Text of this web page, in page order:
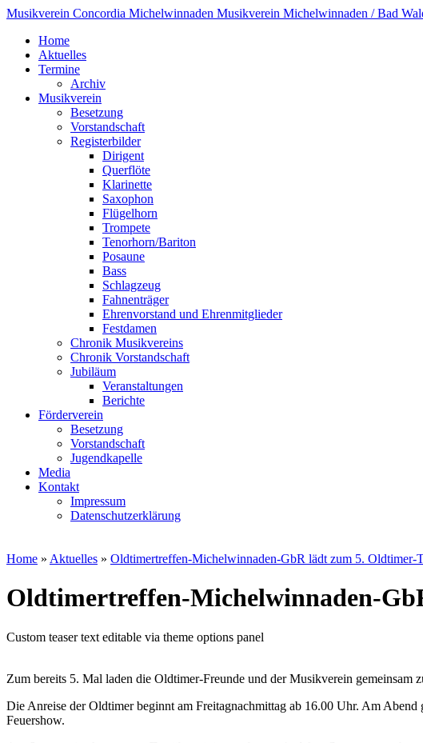
Musikverein Concordia Michelwinnaden Musikverein Michelwinnaden / Bad
Home
Aktuelles
Termine
Archiv
Musikverein
Besetzung
Vorstandschaft
Registerbilder
Dirigent
Querflöte
Klarinette
Saxophon
Flügelhorn
Trompete
Tenorhorn/Bariton
Posaune
Bass
Schlagzeug
Fahnenträger
Ehrenvorstand und Ehrenmitglieder
Festdamen
Chronik Musikvereins
Chronik Vorstandschaft
Jubiläum
Veranstaltungen
Berichte
Förderverein
Besetzung
Vorstandschaft
Jugendkapelle
Media
Kontakt
Impressum
Datenschutzerklärung
Home » Aktuelles » Oldtimertreffen-Michelwinnaden-GbR lädt zum 5. Oldtimer-
Oldtimertreffen-Michelwinnaden-
Custom teaser text editable via theme options panel
Zum bereits 5. Mal laden die Oldtimer-Freunde und der Musikverein
Die Anreise der Oldtimer beginnt am Freitagnachmittag ab 16.00 Uhr. Am
Feuershow.